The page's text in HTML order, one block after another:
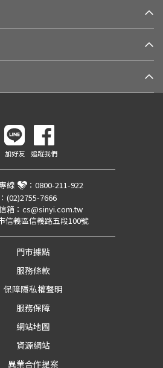
加好友 追蹤我們
線 ： 0800-211-922
(02)2755-7666
箱： cs@sinyi.com.tw
信義區信義路五段100號
門市據點
服務條款
保障隱私權聲明
服務保障
網站地圖
資源網站
異業合作提案